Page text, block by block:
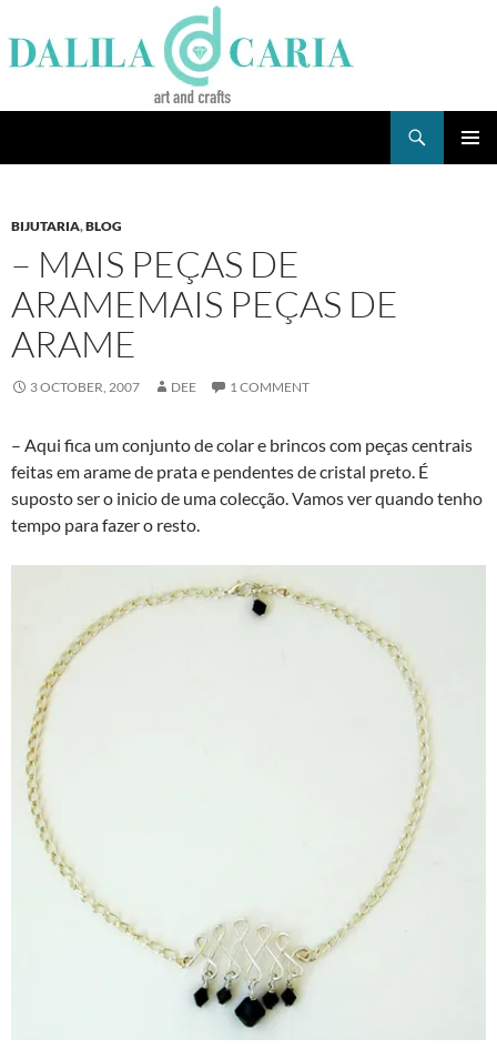
to
content
BIJUTARIA,BLOG
– MAIS PEÇAS DE
ARAMEMAIS PEÇAS DE
ARAME
3 OCTOBER, 2007 DEE 1 COMMENT
– Aqui fica um conjunto de colar e brincos com peças centrais
feitas em arame de prata e pendentes de cristal preto. É
suposto ser o inicio de uma colecção. Vamos ver quando tenho
tempo para fazer o resto.